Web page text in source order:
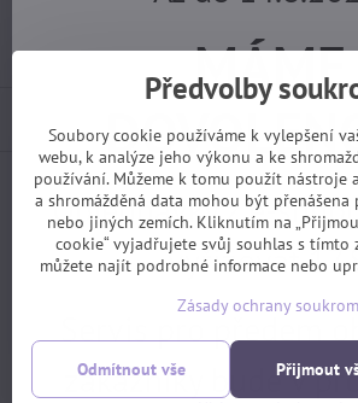
Výrobce:Velofiala
FacebookTwitter Bluesky PinterestReddit
Potřebujete poradit?
Předvolby
Soubory cookie používáme k vylepšení
webu, k analýze jeho výkonu a ke
používání. Můžeme k tomu použít nástroje
a shromážděná data mohou být přenášena
nebo jiných zemích. Kliknutím na
cookie“ vyjadřujete svůj souhlas s tímto
můžete najít podrobné informace nebo
Zásady ochrany
Přijmout
Odmítnout vše
MÁME
Objednávky z e-
vyřizovat
Servis pro předem
zákazníky bude v